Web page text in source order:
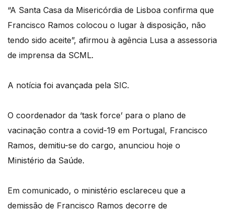
“A Santa Casa da Misericórdia de Lisboa confirma que
Francisco Ramos colocou o lugar à disposição, não
tendo sido aceite”, afirmou à agência Lusa a assessoria
de imprensa da SCML.
A notícia foi avançada pela SIC.
O coordenador da ‘task force’ para o plano de
vacinação contra a covid-19 em Portugal, Francisco
Ramos, demitiu-se do cargo, anunciou hoje o
Ministério da Saúde.
Em comunicado, o ministério esclareceu que a
demissão de Francisco Ramos decorre de